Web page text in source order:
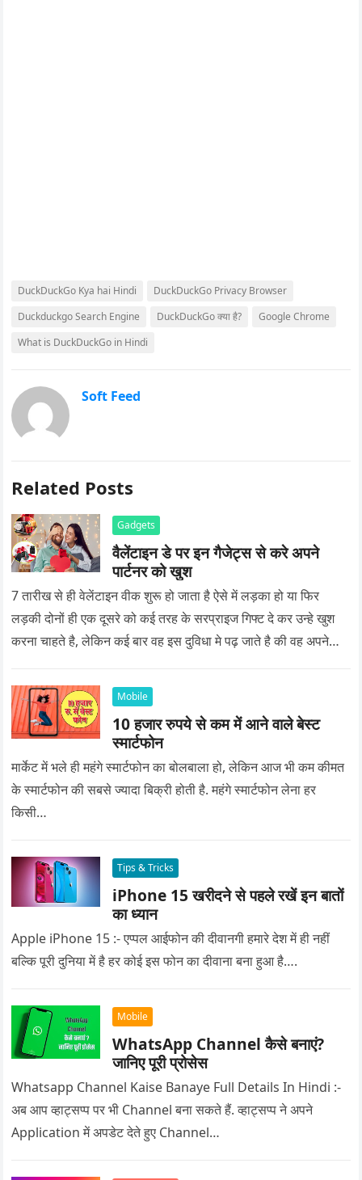
DuckDuckGo Kya hai Hindi
DuckDuckGo Privacy Browser
Duckduckgo Search Engine
DuckDuckGo क्या है?
Google Chrome
What is DuckDuckGo in Hindi
Soft Feed
Related Posts
Gadgets
वैलेंटाइन डे पर इन गैजेट्स से करे अपने
पार्टनर को खुश
7 तारीख से ही वेलेंटाइन वीक शुरू हो जाता है ऐसे में लड़का हो या फिर
लड़की दोनों ही एक दूसरे को कई तरह के सरप्राइज गिफ्ट दे कर उन्हे खुश
करना चाहते है, लेकिन कई बार वह इस दुविधा मे पढ़ जाते है की वह अपने
Mobile
10 हजार रुपये से कम में आने वाले बेस्ट
स्मार्टफोन
मार्केट में भले ही महंगे स्मार्टफोन का बोलबाला हो, लेकिन आज भी कम कीमत
के स्मार्टफोन की सबसे ज्यादा बिक्री होती है. महंगे स्मार्टफोन लेना हर
किसी…
Tips & Tricks
iPhone 15 खरीदने से पहले रखें इन बातों
का ध्यान
Apple iPhone 15 :- एप्पल आईफोन की दीवानगी हमारे देश में ही नहीं
बल्कि पूरी दुनिया में है हर कोई इस फोन का दीवाना बना हुआ है….
Mobile
WhatsApp Channel कैसे बनाएं?
जानिए पूरी प्रोसेस
Whatsapp Channel Kaise Banaye Full Details In Hindi :-
अब आप व्हाट्सप्प पर भी Channel बना सकते हैं. व्हाट्सप्प ने अपने
Application में अपडेट देते हुए Channel…